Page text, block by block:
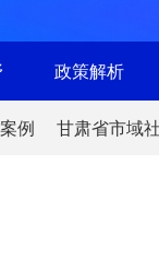
政策解析
例 甘肃省市域